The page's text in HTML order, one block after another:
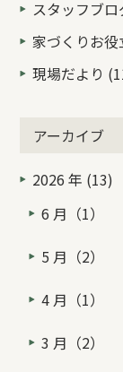
スタッフブ
家づくりお
現場だより
アーカイブ
2026 年 (13)
6 月（1）
5 月（2）
4 月（1）
3 月（2）